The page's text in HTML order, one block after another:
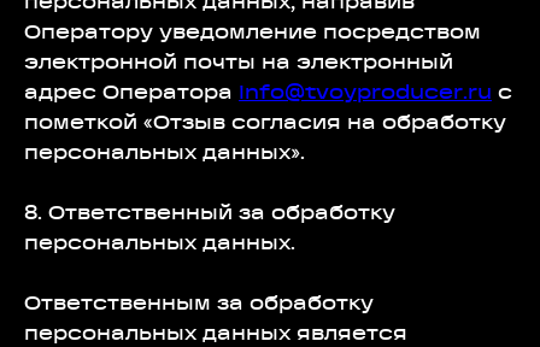
Оператору уведомление посредством
электронной почты на электронный
адрес Оператора info@tvoyproducer.ru с
пометкой «Отзыв согласия на обработку
персональных данных».
8. Ответственный за обработку
персональных данных.
Ответственным за обработку
персональных данных является